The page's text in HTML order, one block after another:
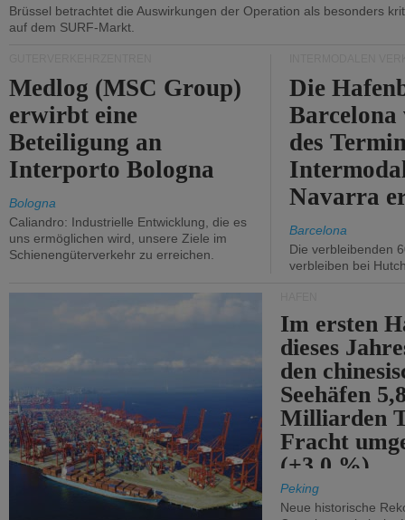
Brüssel betrachtet die Auswirkungen der Operation als besonders
auf dem SURF-Markt.
Medlog (MSC Group)
erwirbt eine
Beteiligung an
Interporto Bologna
Bologna
Caliandro: Industrielle Entwicklung, die es
uns ermöglichen wird, unsere Ziele im
Schienengüterverkehr zu erreichen.
Die
des
Navarra
Barcelona
Die verbleibenden
verbleiben bei
Im ersten
dieses
den
Seehäfen
Milliarden
Fracht
(+3,0 %).
Peking
Neue historische